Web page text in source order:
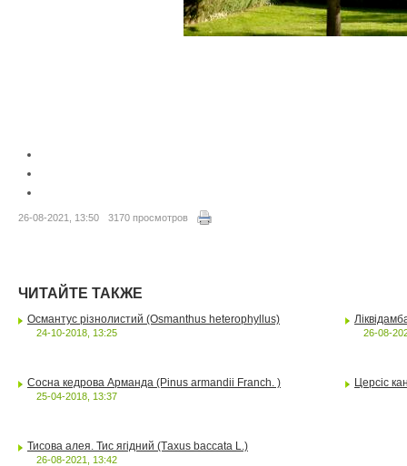
26-08-2021, 13:50 3170 просмотров
ЧИТАЙТЕ ТАКЖЕ
Османтус різнолистий (Osmanthus heterophyllus)
24-10-2018, 13:25 26-08-
Сосна кедрова Арманда (Pinus armandii Franch. )
25-04-2018, 13:37
Церсіс
Тисова алея. Тис ягідний (Tаxus baccаta L.)
26-08-2021, 13:42